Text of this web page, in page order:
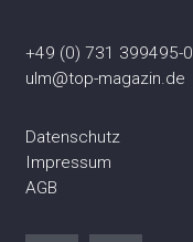
+49 (0) 731 399495-0
ulm@top-magazin.de
Datenschutz
Impressum
AGB